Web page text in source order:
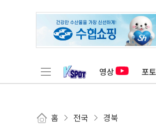
영상 포토
홈 전국 경북